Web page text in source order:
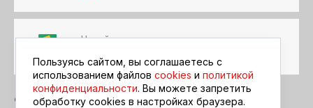
Читайте в ленте
Пользуясь сайтом, вы соглашаетесь с
использованием файлов cookies и политикой
конфиденциальности. Вы можете запретить
обработку сookies в настройках браузера.